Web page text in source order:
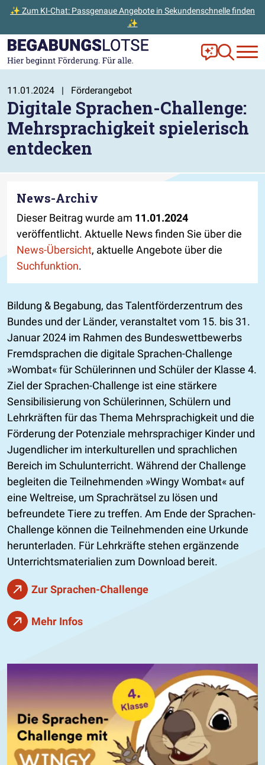
✨ Zum KI-Chat: Passgenaue Angebote in Sekundenschnelle finden
✨
Zum Hauptinhalt der Seite springen
Zur Startseite gehen Frag Ella!
Zur
11.01.2024 | Förderangebot
Digitale Sprachen-Challenge:
Mehrsprachigkeit spielerisch
entdecken
News-Archiv
Dieser Beitrag wurde am 11.01.2024
veröffentlicht. Aktuelle News finden Sie über die
News-Übersicht, aktuelle Angebote über die
Suchfunktion.
Bildung & Begabung, das Talentförderzentrum des
Bundes und der Länder, veranstaltet vom 15. bis 31.
Januar 2024 im Rahmen des Bundeswettbewerbs
Fremdsprachen die digitale Sprachen-Challenge
»Wombat« für Schülerinnen und Schüler der Klasse 4.
Ziel der Sprachen-Challenge ist eine stärkere
Sensibilisierung von Schülerinnen, Schülern und
Lehrkräften für das Thema Mehrsprachigkeit und die
Förderung der Potenziale mehrsprachiger Kinder und
Jugendlicher im interkulturellen und sprachlichen
Bereich im Schulunterricht. Während der Challenge
begleiten die Teilnehmenden »Wingy Wombat« auf
eine Weltreise, um Sprachrätsel zu lösen und
befreundete Tiere zu treffen. Am Ende der Sprachen-
Challenge können die Teilnehmenden eine Urkunde
herunterladen. Für Lehrkräfte stehen ergänzende
Unterrichtsmaterialien zum Download bereit.
Zur Sprachen-Challenge
Mehr Infos